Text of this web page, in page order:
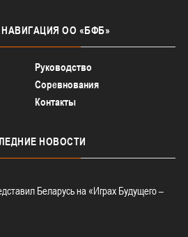
НАВИГАЦИЯ ОО «БФБ»
Руководство
Соревнования
Контакты
НОВОСТИ
Беларусь на «Играх Будущего –